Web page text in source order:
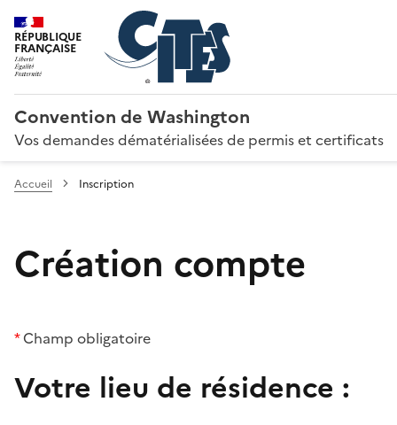
RÉPUBLIQUE
FRANÇAISE
Convention de Washington
Vos demandes dématérialisées de permis et certificats
Accueil Inscription
Création compte
*Champ obligatoire
Votre lieu de résidence :